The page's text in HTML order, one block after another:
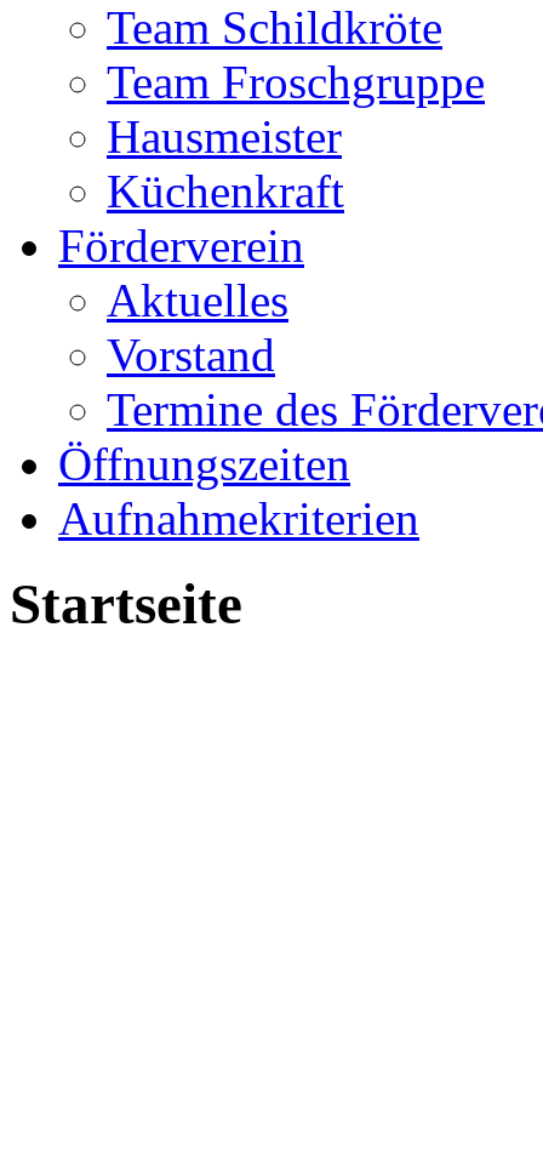
Team Schildkröte
Team Froschgruppe
Hausmeister
Küchenkraft
Förderverein
Aktuelles
Vorstand
Termine des
Öffnungszeiten
Aufnahmekriterien
Startseite